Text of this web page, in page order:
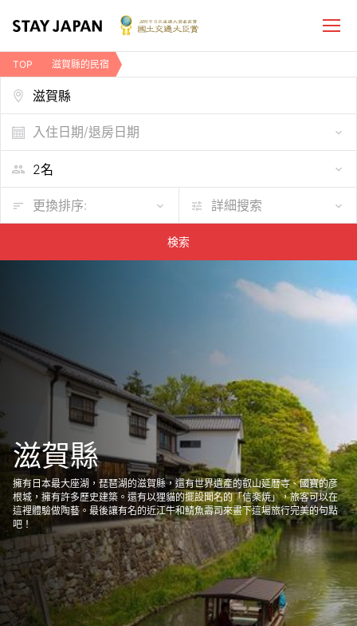
TOP 滋賀縣的民宿
入住日期/退房日期
更換排序: 詳細搜索
検索
滋賀縣
擁有日本最大座湖，琵琶湖的滋賀縣，還有世界遺產的叡山延暦寺、國寶的彦
根城，擁有許多歷史建築。還有以狸貓的擺設聞名的「信楽焼」，旅客可以在
這裡體驗做陶藝。最後讓有名的近江牛和鯖魚壽司來畫下這場旅行完美的句點
吧！